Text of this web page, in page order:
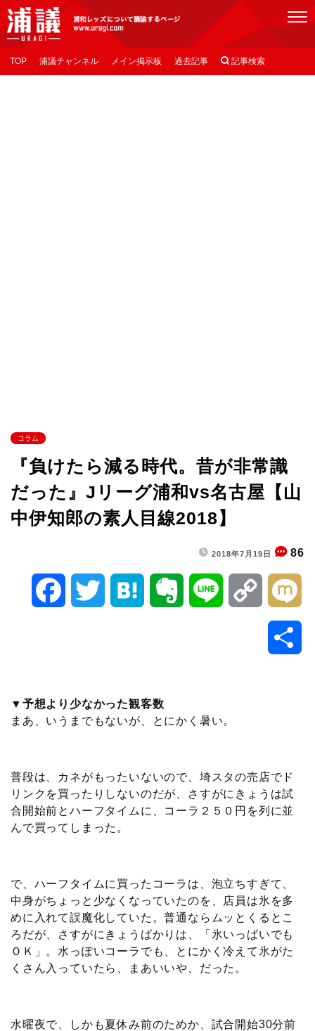
[浦議]浦和レッズについて議論するページ
TOP 浦議チャンネル メイン掲示板 過去記事  記事検索
コラム
『負けたら減る時代。昔が非常識
だった』Jリーグ浦和vs名古屋【山
中伊知郎の素人目線2018】
2018年7月19日 86
b
o
k
t
r
n
o
n
▼予想より少なかった観客数
まあ、いうまでもないが、とにかく暑い。
普段は、カネがもったいないので、埼スタの売店でド
リンクを買ったりしないのだが、さすがにきょうは試
合開始前とハーフタイムに、コーラ２５０円を列に並
んで買ってしまった。
で、ハーフタイムに買ったコーラは、泡立ちすぎて、
中身がちょっと少なくなっていたのを、店員は氷を多
めに入れて誤魔化していた。普通ならムッとくるとこ
ろだが、さすがにきょうばかりは、「氷いっぱいでも
ＯＫ」。水っぽいコーラでも、とにかく冷えて氷がた
くさん入っていたら、まあいいや、だった。
水曜夜で、しかも夏休み前のためか、試合開始30分前